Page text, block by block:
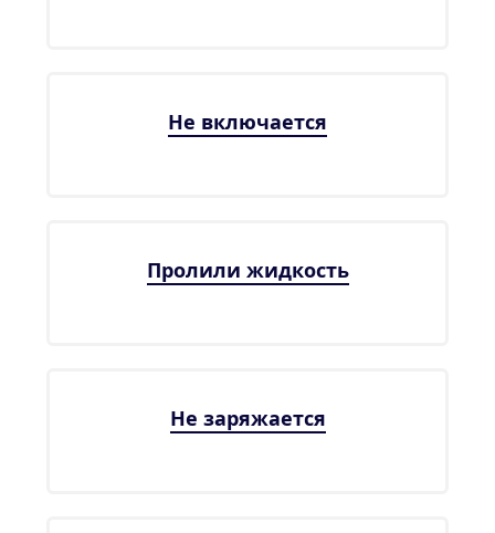
Не включается
Пролили жидкость
Не заряжается